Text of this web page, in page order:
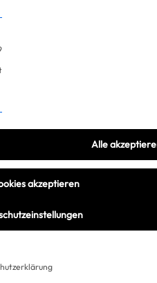
Alle
akzeptieren